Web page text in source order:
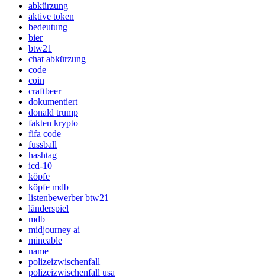
abkürzung
aktive token
bedeutung
bier
btw21
chat abkürzung
code
coin
craftbeer
dokumentiert
donald trump
fakten krypto
fifa code
fussball
hashtag
icd-10
köpfe
köpfe mdb
listenbewerber btw21
länderspiel
mdb
midjourney ai
mineable
name
polizeizwischenfall
polizeizwischenfall usa